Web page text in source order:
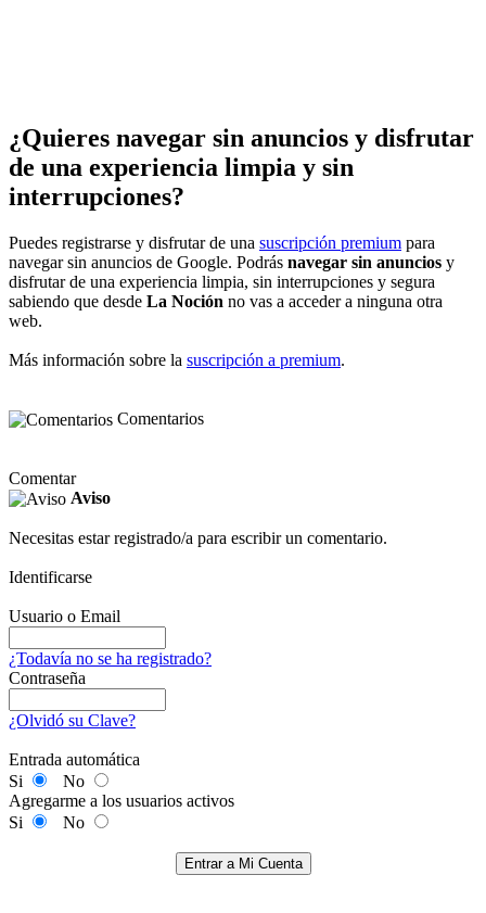
¿Quieres navegar sin anuncios y disfrutar
de una experiencia limpia y sin
interrupciones?
Puedes registrarse y disfrutar de una suscripción premium para
navegar sin anuncios de Google. Podrás navegar sin anuncios y
disfrutar de una experiencia limpia, sin interrupciones y segura
sabiendo que desde La Noción no vas a acceder a ninguna otra
web.
Más información sobre la suscripción a premium.
Comentarios
Comentar
Aviso
Necesitas estar registrado/a para escribir un comentario.
Identificarse
Usuario o Email
¿Todavía no se ha registrado?
Contraseña
¿Olvidó su Clave?
Entrada automática
Si
No
Agregarme a los usuarios activos
Si
No
Entrar a Mi Cuenta